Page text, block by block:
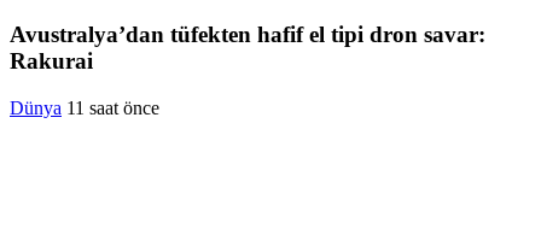
Avustralya’dan tüfekten hafif el tipi dron savar:
Rakurai
Dünya 11 saat önce